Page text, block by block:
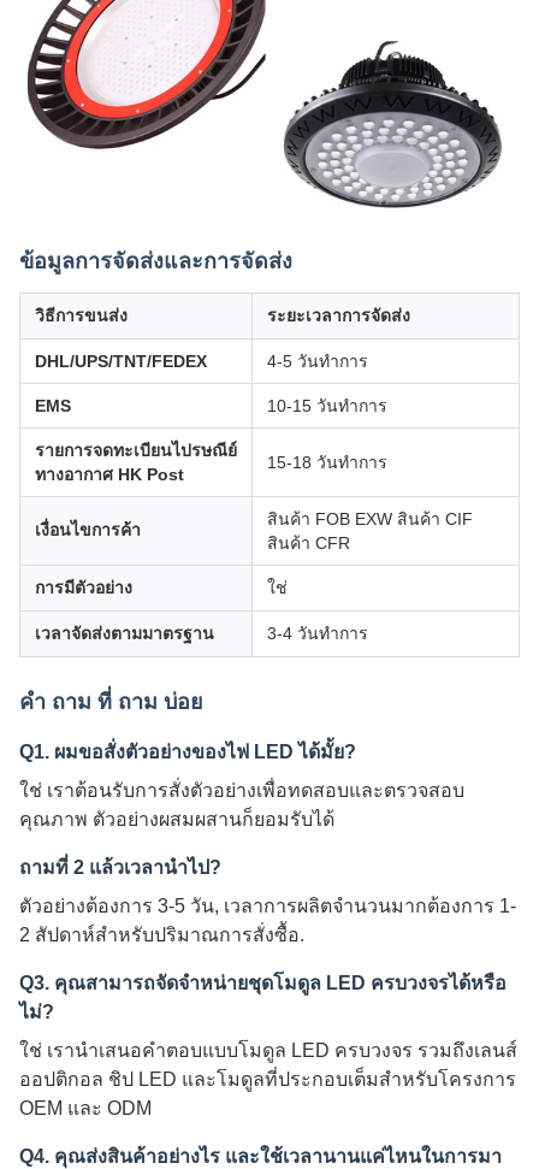
ข้อมูลการจัดส่งและการจัดส่ง
วิธีการขนส่ง ระยะเวลาการจัดส่ง
DHL/UPS/TNT/FEDEX 4-5 วันทําการ
EMS 10-15 วันทําการ
รายการจดทะเบียนไปรษณีย์
ทางอากาศ HK Post
15-18 วันทําการ
เงื่อนไขการค้า
สินค้า FOB EXW สินค้า CIF
สินค้า CFR
การมีตัวอย่าง ใช่
เวลาจัดส่งตามมาตรฐาน 3-4 วันทําการ
คํา ถาม ที่ ถาม บ่อย
Q1. ผมขอสั่งตัวอย่างของไฟ LED ได้มั้ย?
ใช่ เราต้อนรับการสั่งตัวอย่างเพื่อทดสอบและตรวจสอบ
คุณภาพ ตัวอย่างผสมผสานก็ยอมรับได้
ถามที่ 2 แล้วเวลานําไป?
ตัวอย่างต้องการ 3-5 วัน, เวลาการผลิตจํานวนมากต้องการ 1-
2 สัปดาห์สําหรับปริมาณการสั่งซื้อ.
Q3. คุณสามารถจัดจําหน่ายชุดโมดูล LED ครบวงจรได้หรือ
ไม่?
ใช่ เรานําเสนอคําตอบแบบโมดูล LED ครบวงจร รวมถึงเลนส์
ออปติกอล ชิป LED และโมดูลที่ประกอบเต็มสําหรับโครงการ
OEM และ ODM
Q4. คุณส่งสินค้าอย่างไร และใช้เวลานานแค่ไหนในการมา